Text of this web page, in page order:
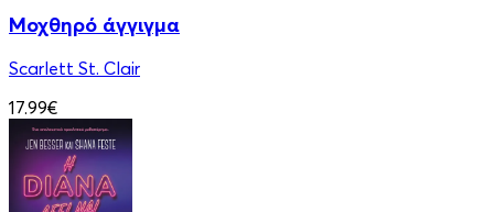
Μοχθηρό άγγιγμα
Scarlett St. Clair
17.99€